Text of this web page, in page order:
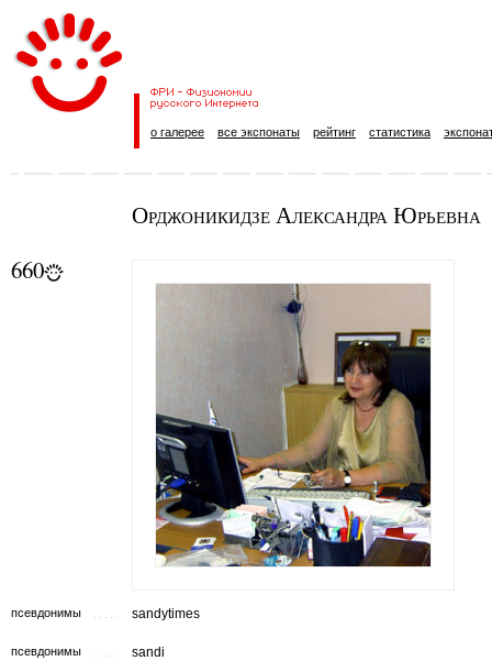
о галерее все экспонаты рейтинг статистика
Орджоникидзе Александра Юрьевна
660
псевдонимы sandytimes
псевдонимы sandi